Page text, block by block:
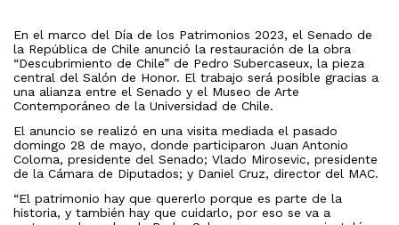
En el marco del Día de los Patrimonios 2023, el Senado de
la República de Chile anunció la restauración de la obra
“Descubrimiento de Chile” de Pedro Subercaseux, la pieza
central del Salón de Honor. El trabajo será posible gracias a
una alianza entre el Senado y el Museo de Arte
Contemporáneo de la Universidad de Chile.
El anuncio se realizó en una visita mediada el pasado
domingo 28 de mayo, donde participaron Juan Antonio
Coloma, presidente del Senado; Vlado Mirosevic, presidente
de la Cámara de Diputados; y Daniel Cruz, director del MAC.
“El patrimonio hay que quererlo porque es parte de la
historia, y también hay que cuidarlo, por eso se va a